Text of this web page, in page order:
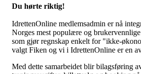
Du hørte riktig!
IdrettenOnline medlemsadmin er nå
Norges mest populære og
som gjør regnskap enkelt for "ikke-
valgt Fiken og vi i IdrettenOnline er en
Med dette samarbeidet blir bilagsføring